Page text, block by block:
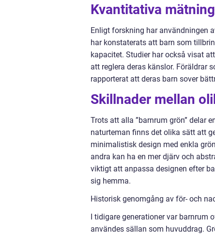
Kvantitativa
Enligt forskning har användningen
har konstaterats att barn som
kapacitet. Studier har också visat
att reglera deras känslor. Föräldrar
rapporterat att deras barn sover
Skillnader mellan
Trots att alla ”barnrum grön” delar
naturteman finns det olika sätt att
minimalistisk design med enkla
andra kan ha en mer djärv och
viktigt att anpassa designen efter
sig hemma.
Historisk genomgång av för- och
I tidigare generationer var
användes sällan som huvuddrag.